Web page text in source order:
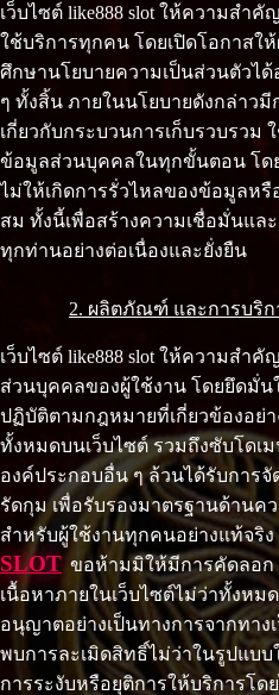
เว็บไซต์ like888 slot ให้ความสำ
ใช้บริการทุกคน โดยเปิดโอกาสใ
ศึกษานโยบายความเป็นส่วนตัวไ
ๆ ทั้งสิ้น ภายในนโยบายดังกล่าวมี
เกี่ยวกับกระบวนการเก็บรวบรวม
ข้อมูลส่วนบุคคลในทุกขั้นตอน โด
ไม่ให้เกิดการรั่วไหลของข้อมูลหรื
สม ทั้งนี้เพื่อสร้างความเชื่อมั่นแล
ทุกท่านอย่างต่อเนื่องและยั่งยืน
2. ผลิตภัณฑ์ และการบริ
เว็บไซต์ like888 slot ให้ความสำ
ส่วนบุคคลของผู้ใช้งาน โดยยึดมั่
ปฏิบัติตามกฎหมายที่เกี่ยวข้องอย่า
ทั้งหมดบนเว็บไซต์ รวมถึงซับโดเ
องค์ประกอบอื่น ๆ ล้วนได้รับการ
รัดกุม เพื่อรับรองมาตรฐานด้าน
สำหรับผู้ใช้งานทุกคนอย่างแท้จริง
SLOT ขอห้ามมิให้มีการคัดลอก
เนื้อหาภายในเว็บไซต์ไม่ว่าทั้งหม
อนุญาตอย่างเป็นทางการจากทาง
พบการละเมิดสิทธิ์ไม่ว่าในรูปแบ
การระงับหรือยุติการให้บริการโด